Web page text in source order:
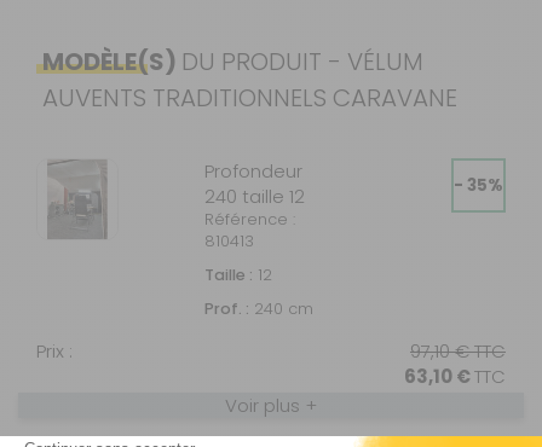
MODÈLE(S) DU PRODUIT - VÉLUM
AUVENTS TRADITIONNELS CARAVANE
Profondeur
240 taille 12
Référence :
810413
Taille : 12
Prof. : 240 cm
- 35%
Prix : 97,10 €TTC
63,10 €TTC
Voir plus +